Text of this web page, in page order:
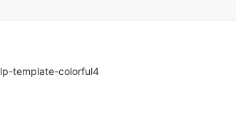
lp-template-colorful4